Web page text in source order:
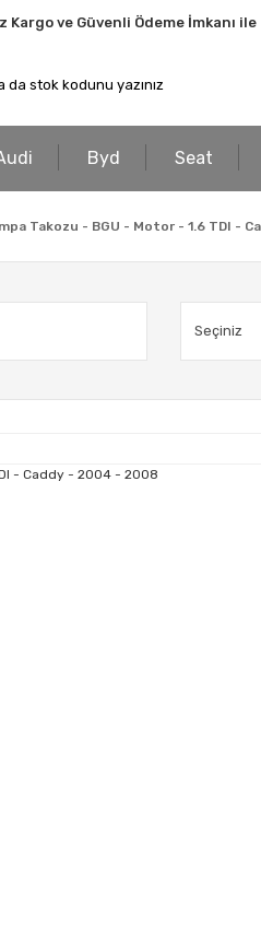
ve Güvenli Ödeme İmkanı ile
Byd Seat
Takozu - BGU - Motor - 1.6 TDI -